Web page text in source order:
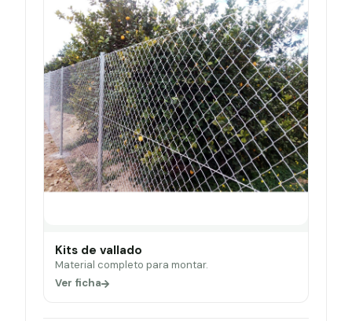
Kits de vallado
Material completo para montar.
Ver ficha